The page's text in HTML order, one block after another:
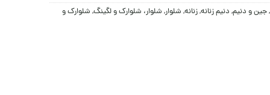
,جين و دنيم, دنیم زنانه,زنانه, شلوار, شلوار، شلوارک و لگینگ, شلوارک و